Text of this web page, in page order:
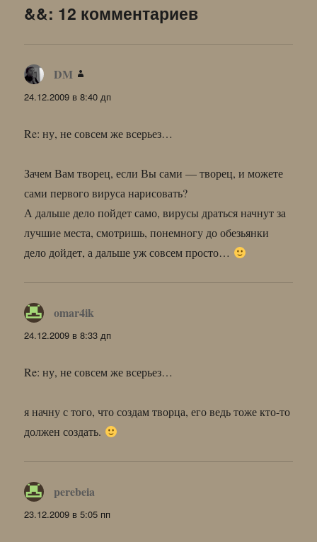
&&: 12 комментариев
DM
24.12.2009 в 8:40 дп
Re: ну, не совсем же всерьез…
Зачем Вам творец, если Вы сами — творец, и можете
сами первого вируса нарисовать?
А дальше дело пойдет само, вирусы драться начнут за
лучшие места, смотришь, понемногу до обезьянки
дело дойдет, а дальше уж совсем просто…
omar4ik
24.12.2009 в 8:33 дп
Re: ну, не совсем же всерьез…
я начну с того, что создам творца, его ведь тоже кто-то
должен создать.
perebeia
23.12.2009 в 5:05 пп